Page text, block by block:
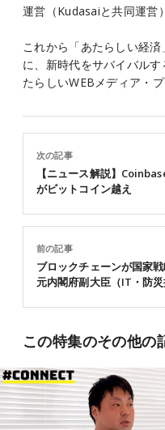
運営（Kudasaiと共同運営
これから「あたらしい経
に、新時代をサバイバル
たらしいWEBメディア・プ
前の記事
ブロックチェーンが国家
元内閣府副大臣（IT・防災
次の記事
【ニュース解説】
がビットコイン越え
この特集のその他の